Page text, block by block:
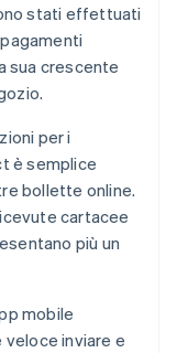
stati effettuati
sua crescente
per i
è semplice
bollette online.
cartacee
più un
mobile
inviare e